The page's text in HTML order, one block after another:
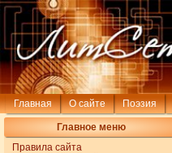
Главная О сайте Поэзия
Главное меню
Правила сайта